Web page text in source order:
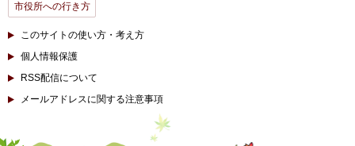
市役所への行き方
このサイトの使い方・考え方
個人情報保護
RSS配信について
メールアドレスに関する注意事項